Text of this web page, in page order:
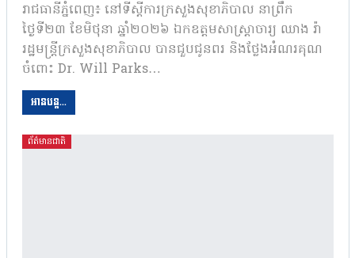
រាជធានីភ្នំពេញ៖ នៅទីស្តីការក្រសួងសុខាភិបាល នាព្រឹក
ថ្ងៃទី២៣ ខែមិថុនា ឆ្នាំ២០២៦ ឯកឧត្តមសាស្រ្តាចារ្យ ឈាង រ៉ា
រដ្ឋមន្រ្តីក្រសួងសុខាភិបាល បានជួបជូនពរ និងថ្លែងអំណរគុណ
ចំពោះ Dr. Will Parks…
អានបន្ត...
ព័ត៌មានជាតិ